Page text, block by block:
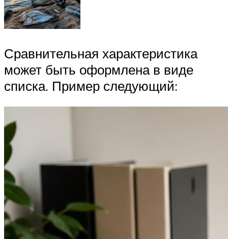
Сравнительная характеристика
может быть оформлена в виде
списка. Пример следующий: